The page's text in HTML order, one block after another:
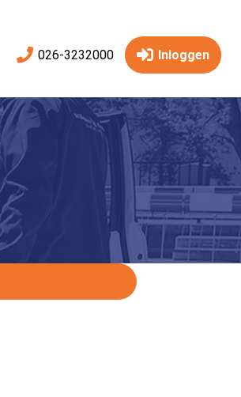
026-3232000 Inloggen